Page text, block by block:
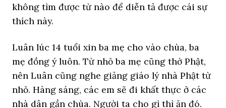
không tìm được từ nào để diễn tả được cái sự
thích này.
Luân lúc 14 tuổi xin ba mẹ cho vào chùa, ba
mẹ đồng ý luôn. Từ nhỏ ba mẹ cũng thờ Phật,
nên Luân cũng nghe giảng giáo lý nhà Phật từ
nhỏ. Hàng sáng, các em sẽ đi khất thực ở các
nhà dân gần chùa. Người ta cho gì thì ăn đó.